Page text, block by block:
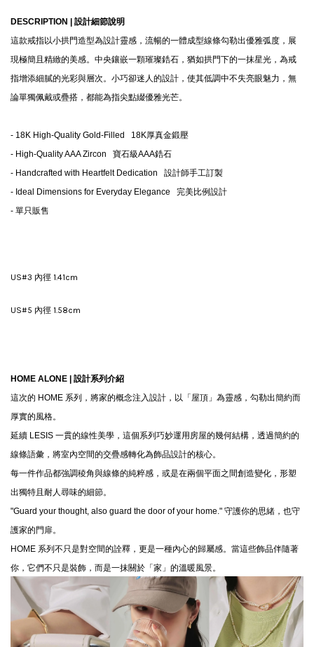
DESCRIPTION | 設計細節說明
這款戒指以小拱門造型為設計靈感，流暢的一體成型線條勾勒出優雅弧度，展
現極簡且精緻的美感。中央鑲嵌一顆璀璨鋯石，猶如拱門下的一抹星光，為戒
指增添細膩的光彩與層次。小巧卻迷人的設計，使其低調中不失亮眼魅力，無
論單獨佩戴或疊搭，都能為指尖點綴優雅光芒。
- 18K High-Quality Gold-Filled 18K厚真金鍛壓
- High-Quality AAA Zircon
寶石級AAA鋯石
- Handcrafted with Heartfelt Dedication 設計師手工訂製
- Ideal Dimensions for Everyday Elegance 完美比例設計
- 單只販售
US#3 內徑 1.41cm
US#5 內徑 1.58cm
HOME ALONE | 設計系列介紹
這次的 HOME 系列，將家的概念注入設計，以「屋頂」為靈感，勾勒出簡約而
厚實的風格。
延續 LESIS 一貫的線性美學，這個系列巧妙運用房屋的幾何結構，透過簡約的
線條語彙，將室內空間的交疊感轉化為飾品設計的核心。
每一件作品都強調稜角與線條的純粹感，或是在兩個平面之間創造變化，形塑
出獨特且耐人尋味的細節。
"Guard your thought, also guard the door of your home." 守護你的思緒，也守
護家的門扉。
HOME 系列不只是對空間的詮釋，更是一種內心的歸屬感。當這些飾品伴隨著
你，它們不只是裝飾，而是一抹關於「家」的溫暖風景。